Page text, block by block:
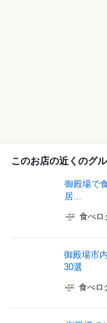
このお店の近くのグ
御殿場で
居...
食べロ
御殿場市
30選
食べロ